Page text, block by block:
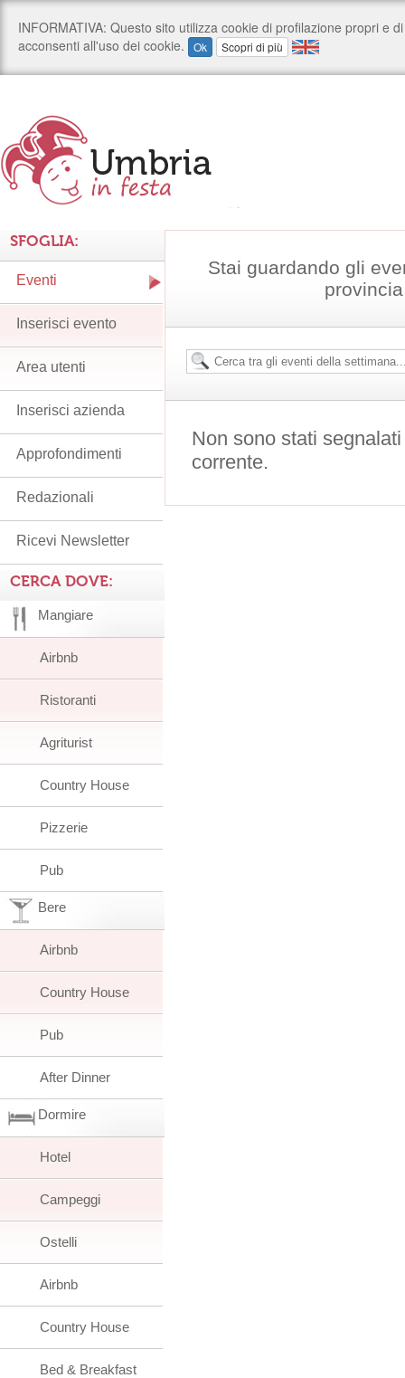
Stai guardando gli
Non sono stati
corrente.
SFOGLIA:
Eventi
Inserisci evento
Area utenti
Inserisci azienda
Approfondimenti
Redazionali
Ricevi Newsletter
CERCA DOVE:
Mangiare
Airbnb
Ristoranti
Agriturist
Country House
Pizzerie
Pub
Bere
Airbnb
Country House
Pub
After Dinner
Dormire
Hotel
Campeggi
Ostelli
Airbnb
Country House
Bed & Breakfast